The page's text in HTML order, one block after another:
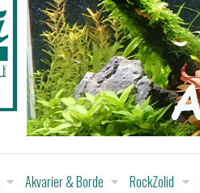
Akvarier & Borde RockZolid